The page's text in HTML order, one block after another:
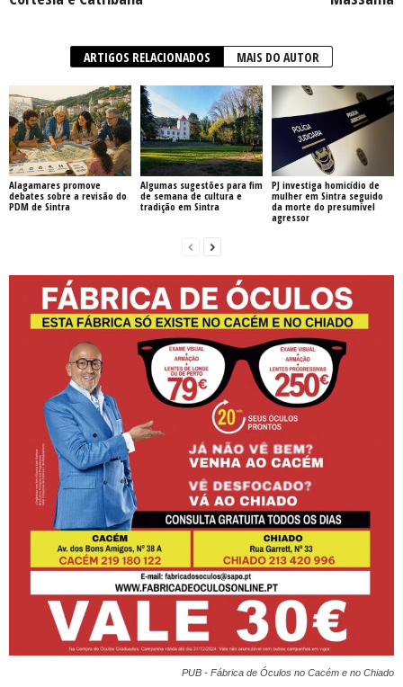
ARTIGOS RELACIONADOS MAIS DO AUTOR
Alagamares promove
debates sobre a revisão do
PDM de Sintra
Algumas sugestões para fim
de semana de cultura e
tradição em Sintra
PJ investiga homicídio de
mulher em Sintra seguido
da morte do presumível
agressor
PUB - Fábrica de Óculos no Cacém e no Chiado